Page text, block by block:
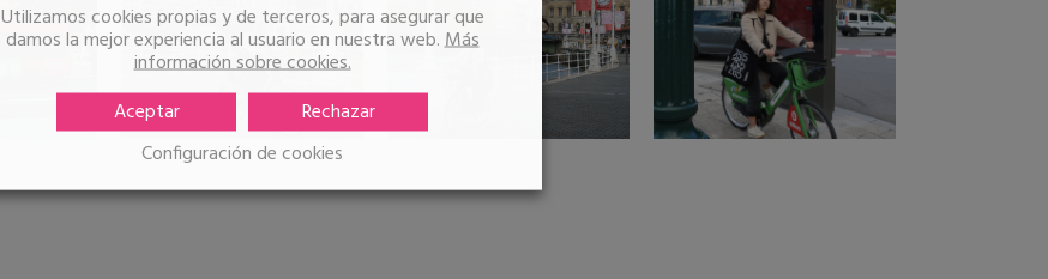
Utilizamos cookies propias y de terceros, para asegurar que
damos la mejor experiencia al usuario en nuestra web.Más
información sobre cookies.
Aceptar
Rechazar
Configuración de cookies